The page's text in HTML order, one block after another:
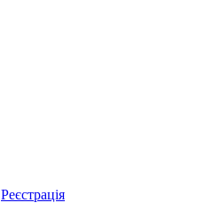
Реєстрація